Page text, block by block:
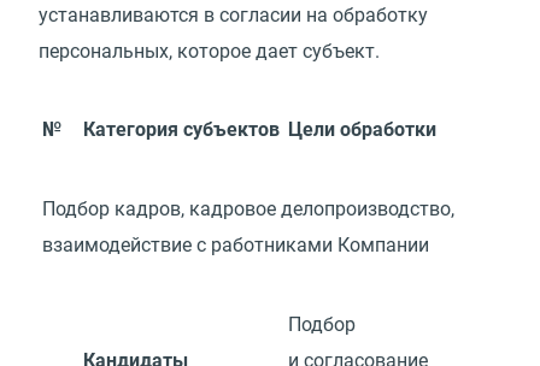
устанавливаются в согласии на обработку
персональных, которое дает субъект.
№ Категория субъектов Цели обработки
Подбор кадров, кадровое делопроизводство,
взаимодействие с работниками Компании
Кандидаты
Подбор
и согласование